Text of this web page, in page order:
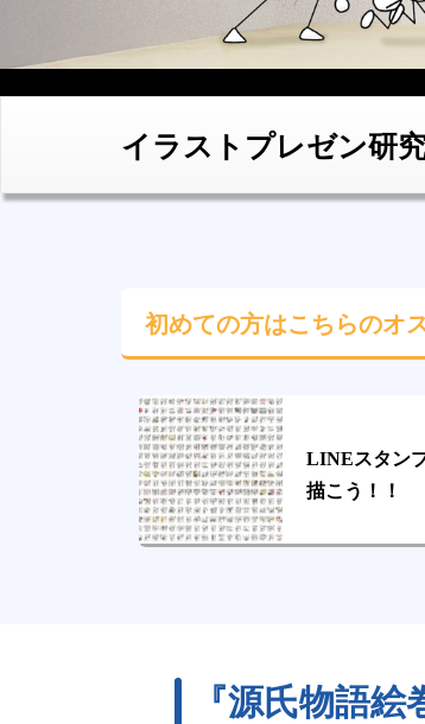
イラストプレゼン研
初めての方はこちらのオ
LINEスタン
描こう！！
『源氏物語